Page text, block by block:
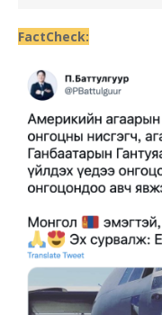
FactCheck: